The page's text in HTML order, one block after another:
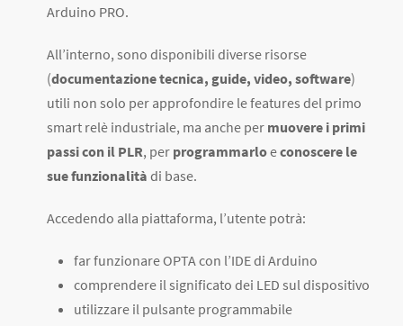
Arduino PRO.
All’interno, sono disponibili diverse risorse
(documentazione tecnica, guide, video, software)
utili non solo per approfondire le features del primo
smart relè industriale, ma anche per muovere i primi
passi con il PLR, per programmarloeconoscere le
sue funzionalità di base.
Accedendo alla piattaforma, l’utente potrà:
far funzionare OPTA con l’IDE di Arduino
comprendere il significato dei LED sul dispositivo
utilizzare il pulsante programmabile